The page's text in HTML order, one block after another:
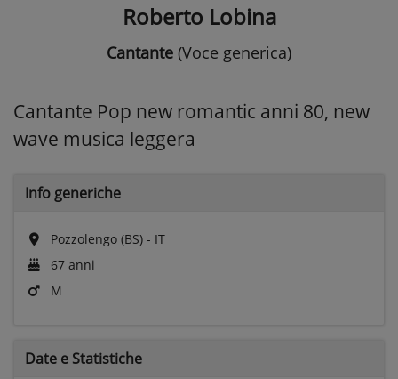
Roberto Lobina
Cantante (Voce generica)
Cantante Pop new romantic anni 80, new
wave musica leggera
Info generiche
Pozzolengo (BS) - IT
67 anni
M
Date e Statistiche